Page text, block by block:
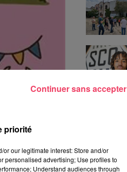
priorité
our legitimate interest: Store and/or
personalised advertising; Use profiles to
Understand audiences through
Continuer sans accepter